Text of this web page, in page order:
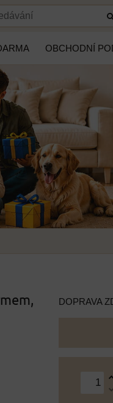
OBCHODNÍ
DOPRAVA